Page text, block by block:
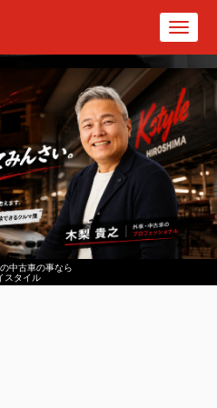
中古車の事なら
スタイル